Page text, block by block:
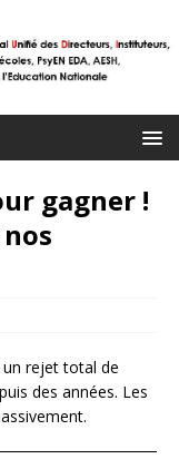
gagner !
un rejet total de
des années. Les